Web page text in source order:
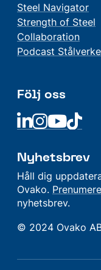
Steel Navigator
Strength of Steel
Collaboration
Podcast
Följ oss
Linkedin
Linkedin
LinkedinLinkedin
Nyhetsbrev
Håll dig
Ovako.
nyhetsbrev.
© 2024 Ovako